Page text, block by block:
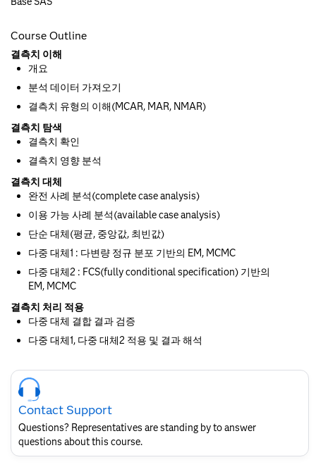
Course Outline
결측치 이해
개요
분석 데이터 가져오기
결측치 유형의 이해(MCAR, MAR, NMAR)
결측치 탐색
결측치 확인
결측치 영향 분석
결측치 대체
완전 사례 분석(complete case analysis)
이용 가능 사례 분석(available case analysis)
단순 대체(평균, 중앙값, 최빈값)
다중 대체1 : 다변량 정규 분포 기반의 EM, MCMC
다중 대체2 : FCS(fully conditional specification) 기반의
EM, MCMC
결측치 처리 적용
다중 대체 결합 결과 검증
다중 대체1, 다중 대체2 적용 및 결과 해석
Skip
Course
Contact
SAS
Layout
Contact Support
Questions? Representatives are standing by to answer
questions about this course.